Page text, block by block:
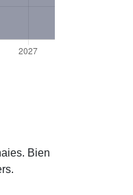
Bien